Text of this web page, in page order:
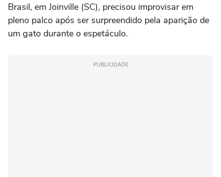
Brasil, em Joinville (SC), precisou improvisar em
pleno palco após ser surpreendido pela aparição de
um gato durante o espetáculo.
PUBLICIDADE